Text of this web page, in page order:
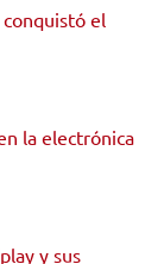
el
la electrónica
y sus